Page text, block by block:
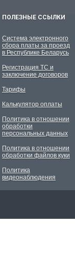
ПОЛЕЗНЫЕ ССЫЛКИ
Система электронного
сбора платы за проезд
в Республике Беларусь
Регистрация ТС и
заключение договоров
Тарифы
Калькулятор оплаты
Политика в отношении
обработки
персональных данных
Политика в отношении
обработки файлов куки
Политика
видеонаблюдения